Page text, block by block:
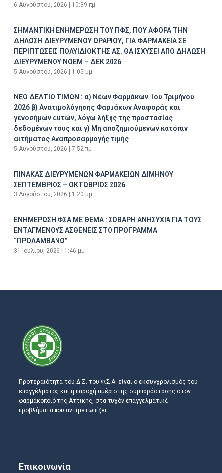
6 Αυγούστου, 2026 10:39 πμ
ΣΗΜΑΝΤΙΚΗ ΕΝΗΜΕΡΩΣΗ ΤΟΥ ΠΦΣ, ΠΟΥ ΑΦΟΡΑ ΤΗΝ
ΔΗΛΩΣΗ ΔΙΕΥΡΥΜΕΝΟΥ ΩΡΑΡΙΟΥ, ΓΙΑ ΦΑΡΜΑΚΕΙΑ ΣΕ
ΠΕΡΙΠΤΩΣΕΙΣ ΠΟΛΥΙΔΙΟΚΤΗΣΙΑΣ. ΘΑ ΙΣΧΥΣΕΙ ΑΠΟ ΔΗΛΩΣΗ
ΔΙΕΥΡΥΜΕΝΟΥ ΝΟΕΜ – ΔΕΚ 2026
5 Αυγούστου, 2026 1:05 μμ
ΝΕΟ ΔΕΛΤΙΟ ΤΙΜΩΝ : α) Νέων Φαρμάκων 1ου Τριμήνου
2026 β) Ανατιμολόγησης Φαρμάκων Αναφοράς και
γενοσήμων αυτών, λόγω λήξης της προστασίας
δεδομένων τους και γ) Μη αποζημιούμενων κατόπιν
αιτήματος Αναπροσαρμογής τιμής
5 Αυγούστου, 2026 7:52 πμ
ΠΙΝΑΚΑΣ ΔΙΕΥΡΥΜΕΝΩΝ ΦΑΡΜΑΚΕΙΩΝ ΔΙΜΗΝΟΥ
ΣΕΠΤΕΜΒΡΙΟΣ – ΟΚΤΩΒΡΙΟΣ 2026
3 Αυγούστου, 2026 1:20 μμ
ΕΝΗΜΕΡΩΣΗ ΦΣΑ ΜΕ ΘΕΜΑ : ΣΟΒΑΡΗ ΑΝΗΣΥΧΙΑ ΓΙΑ ΤΟΥΣ
ΕΝΤΑΓΜΕΝΟΥΣ ΑΣΘΕΝΕΙΣ ΣΤΟ ΠΡΟΓΡΑΜΜΑ
“ΠΡΟΛΑΜΒΑΝΩ”
31 Ιουλίου, 2026 1:46 μμ
Προτεραιότητα του Δ.Σ. του Φ.Σ.Α. είναι ο εκσυγχρονισμός του
επαγγέλματος και η παροχή αμέριστης συμπαράστασης στον
φαρμακοποιό της Αττικής, στα τυχόν επαγγελματικά
προβλήματα που αντιμετωπίζει.
Επικοινωνία